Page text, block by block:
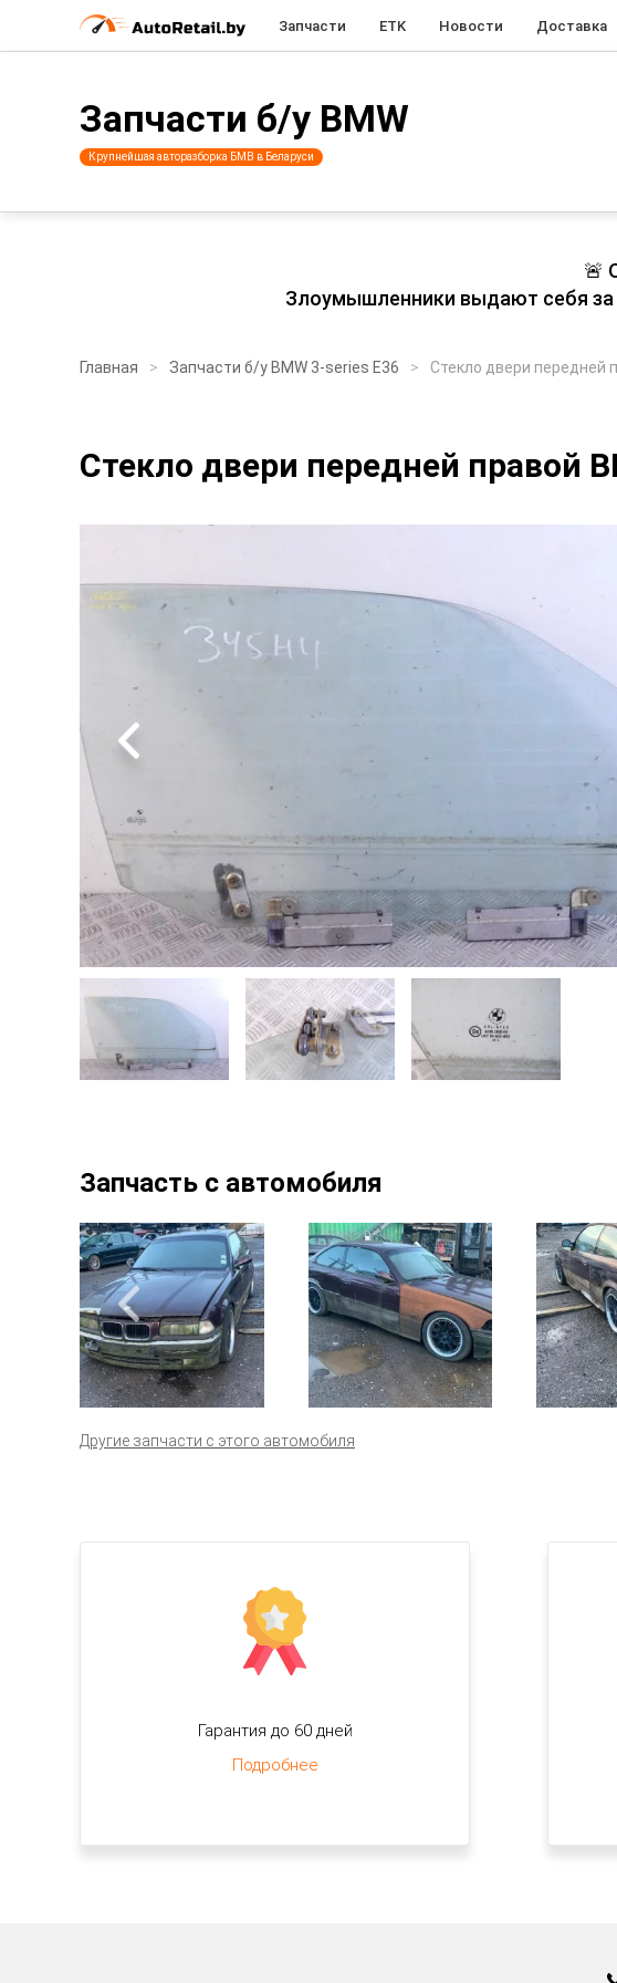
Запчасти ETK Новости Доставка
Запчасти б/у BMW
Крупнейшая авторазборка БМВ в Беларуси
🚨
Злоумышленники выдают себя за
Главная Запчасти б/у BMW 3-series E36 Стекло двери передней
Стекло двери передней правой
Запчасть с автомобиля
Другие запчасти с этого автомобиля
Гарантия до 60 дней
Подробнее